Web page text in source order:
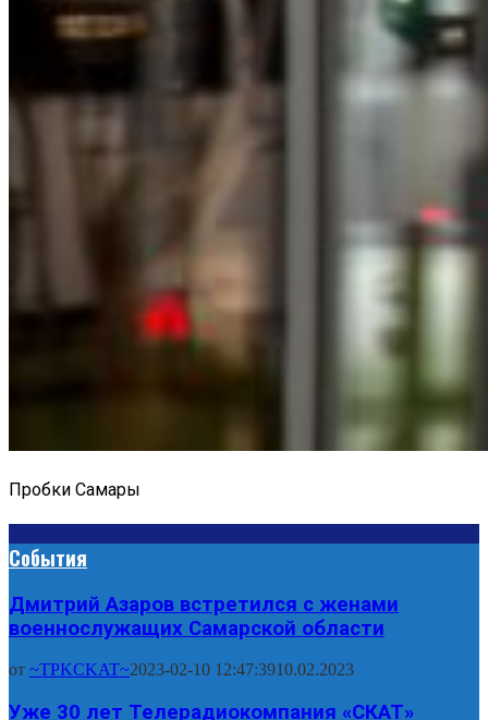
Пробки Самары
События
Дмитрий Азаров встретился с женами
военнослужащих Самарской области
от ~TPKCKAT~2023-02-10 12:47:3910.02.2023
Уже 30 лет Телерадиокомпания «СКАТ»